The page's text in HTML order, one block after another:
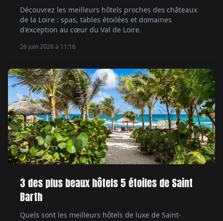
Découvrez les meilleurs hôtels proches des châteaux
de la Loire : spas, tables étoilées et domaines
d'exception au cœur du Val de Loire.
26 juin 2026 à 11:16
3 des plus beaux hôtels 5 étoiles de Saint
Barth
Quels sont les meilleurs hôtels de luxe de Saint-